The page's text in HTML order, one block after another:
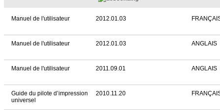
Manuel de l'utilisateur 2012.01.03
Manuel de l'utilisateur 2012.01.03 ANGLAIS
Manuel de l'utilisateur 2011.09.01 ANGLAIS
Guide du pilote d’impression
universel
2010.11.20